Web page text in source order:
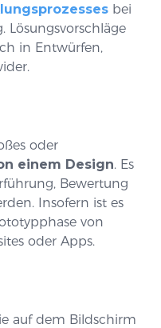
bei
Lösungsvorschläge
in Entwürfen,
oder
einem Design. Es
Bewertung
Insofern ist es
von
oder Apps.
auf dem Bildschirm